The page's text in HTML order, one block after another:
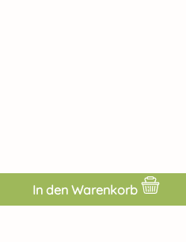
Wert
In den Warenkorb